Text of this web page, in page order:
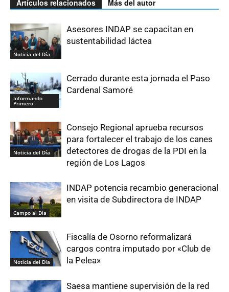
Artículos relacionados Más del autor
Noticia del Día
Asesores INDAP se capacitan en
sustentabilidad láctea
Informando
Primero
Cerrado durante esta jornada el Paso
Cardenal Samoré
Noticia del Día
Consejo Regional aprueba recursos
para fortalecer el trabajo de los canes
detectores de drogas de la PDI en la
región de Los Lagos
Campo al Día
INDAP potencia recambio generacional
en visita de Subdirectora de INDAP
Noticia del Día
Fiscalía de Osorno reformalizará
cargos contra imputado por «Club de
la Pelea»
Saesa mantiene supervisión de la red